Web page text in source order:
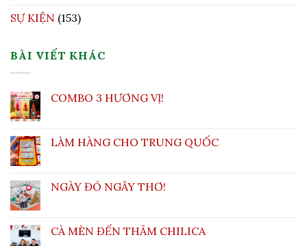
SỰ KIỆN (153)
BÀI VIẾT KHÁC
COMBO 3 HƯƠNG VỊ!
LÀM HÀNG CHO TRUNG QUỐC
NGÀY ĐÓ NGÂY THƠ!
CÀ MÈN ĐẾN THĂM CHILICA